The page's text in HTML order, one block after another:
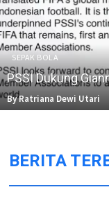
SEPAK BOLA
PSSI Dukung
By Ratriana Dewi Utari
BERITA